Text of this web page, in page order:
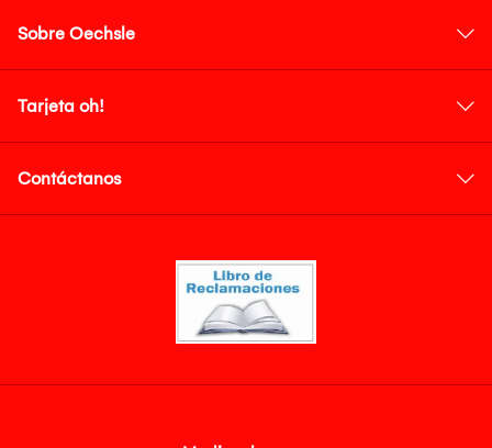
Sobre Oechsle
Tarjeta oh!
Contáctanos